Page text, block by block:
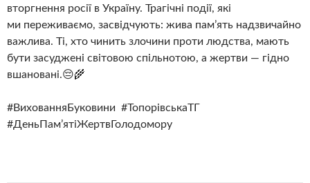
вторгнення росії в Україну. Трагічні події, які
ми переживаємо, засвідчують: жива пам’ять надзвичайно
важлива. Ті, хто чинить злочини проти людства, мають
бути засуджені світовою спільнотою, а жертви — гідно
вшановані.😔🌾
#ВихованняБуковини #ТопорівськаТГ
#ДеньПам’ятіЖертвГолодомору